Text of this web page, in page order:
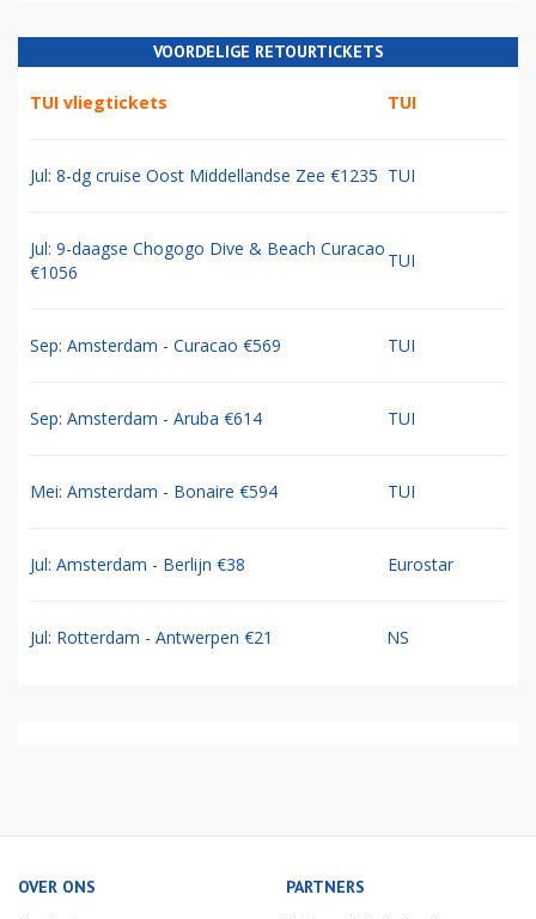
VOORDELIGE RETOURTICKETS
TUI vliegtickets TUI
Jul: 8-dg cruise Oost Middellandse Zee €1235 TUI
Jul: 9-daagse Chogogo Dive & Beach Curacao
€1056
TUI
Sep: Amsterdam - Curacao €569 TUI
Sep: Amsterdam - Aruba €614 TUI
Mei: Amsterdam - Bonaire €594 TUI
Jul: Amsterdam - Berlijn €38 Eurostar
Jul: Rotterdam - Antwerpen €21 NS
OVER ONS PARTNERS